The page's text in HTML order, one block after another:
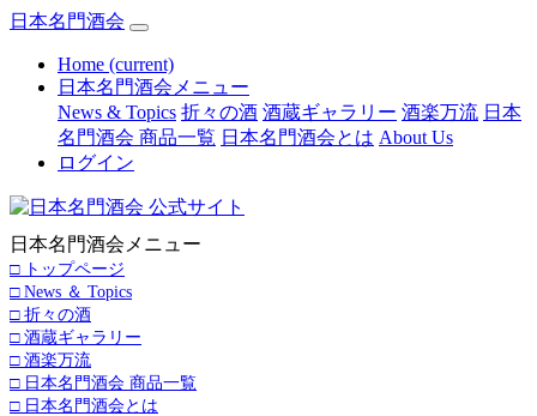
日本名門酒会
Home (current)
日本名門酒会メニュー
News & Topics 折々の酒 酒蔵ギャラリー 酒楽万流 日本
名門酒会 商品一覧 日本名門酒会とは About Us
ログイン
日本名門酒会メニュー
□ トップページ
□ News ＆ Topics
□ 折々の酒
□ 酒蔵ギャラリー
□ 酒楽万流
□ 日本名門酒会 商品一覧
□ 日本名門酒会とは